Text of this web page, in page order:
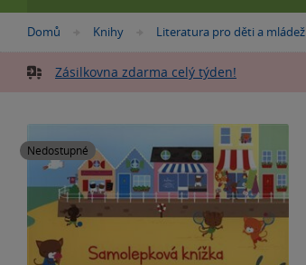
Nacházíte
zde:
Domů »
Knihy »
Literatura pro děti a mládež
Zásilkovna zdarma celý týden!
Nedostupné